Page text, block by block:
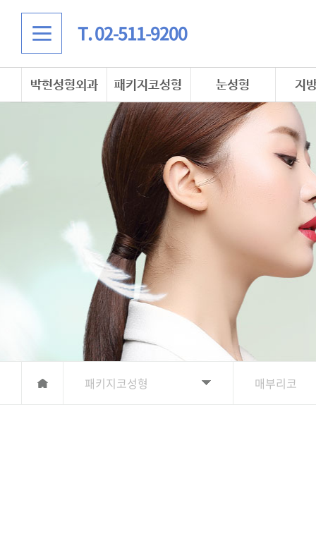
T. 02-511-9200
박현성형외과 패키지코성형 눈성형 지
패키지코성형 매부리코